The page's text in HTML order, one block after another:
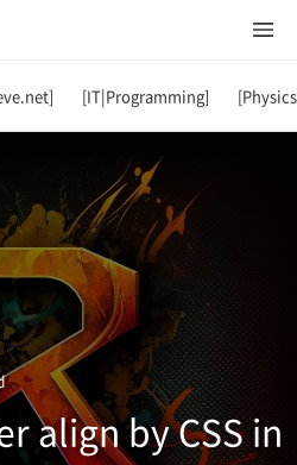
[IT|Programming]
align by CSS in